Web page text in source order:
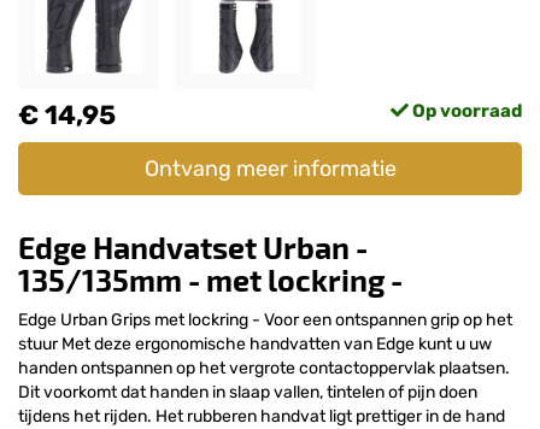
€ 14,95 Op voorraad
Ontvang meer informatie
Edge Handvatset Urban -
135/135mm - met lockring -
Edge Urban Grips met lockring - Voor een ontspannen grip op het
stuur Met deze ergonomische handvatten van Edge kunt u uw
handen ontspannen op het vergrote contactoppervlak plaatsen.
Dit voorkomt dat handen in slaap vallen, tintelen of pijn doen
tijdens het rijden. Het rubberen handvat ligt prettiger in de hand